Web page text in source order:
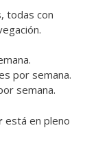
todas con
por semana.
semana.
está en pleno